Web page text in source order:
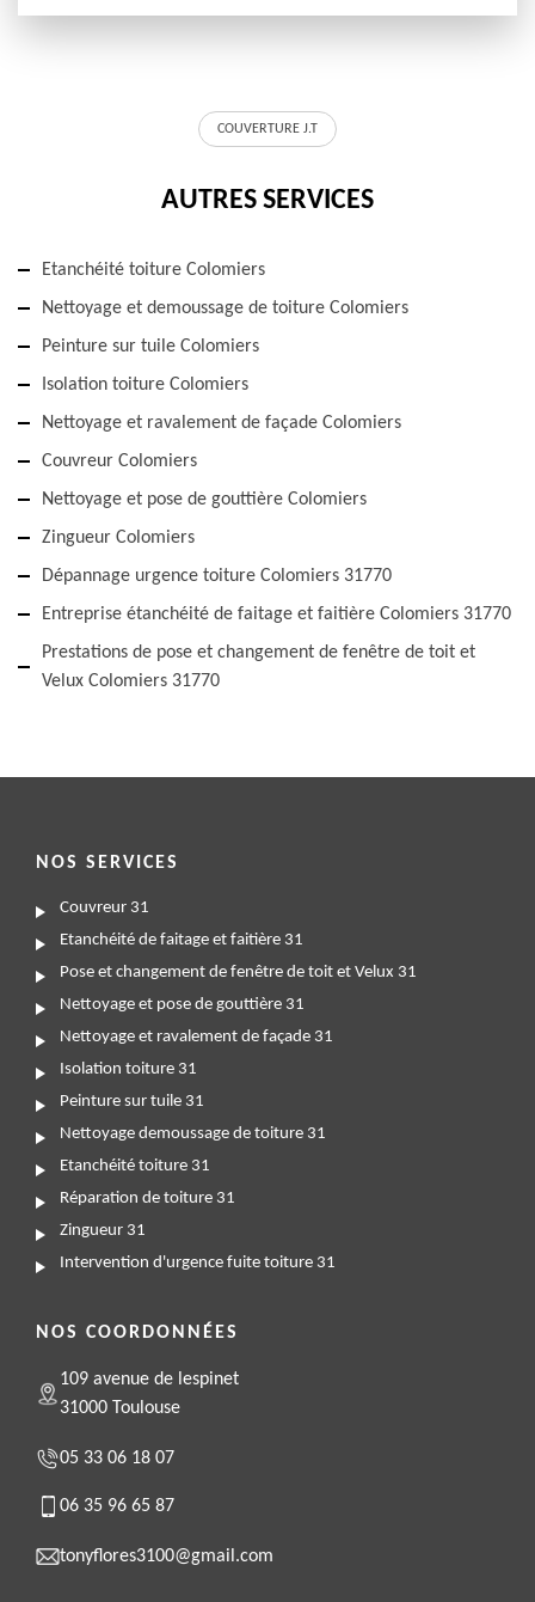
COUVERTURE J.T
AUTRES SERVICES
Etanchéité toiture Colomiers
Nettoyage et demoussage de toiture Colomiers
Peinture sur tuile Colomiers
Isolation toiture Colomiers
Nettoyage et ravalement de façade Colomiers
Couvreur Colomiers
Nettoyage et pose de gouttière Colomiers
Zingueur Colomiers
Dépannage urgence toiture Colomiers 31770
Entreprise étanchéité de faitage et faitière Colomiers 31770
Prestations de pose et changement de fenêtre de toit et
Velux Colomiers 31770
NOS SERVICES
Couvreur 31
Etanchéité de faitage et faitière 31
Pose et changement de fenêtre de toit et Velux 31
Nettoyage et pose de gouttière 31
Nettoyage et ravalement de façade 31
Isolation toiture 31
Peinture sur tuile 31
Nettoyage demoussage de toiture 31
Etanchéité toiture 31
Réparation de toiture 31
Zingueur 31
Intervention d'urgence fuite toiture 31
NOS COORDONNÉES
109 avenue de lespinet
31000 Toulouse
05 33 06 18 07
06 35 96 65 87
tonyflores3100@gmail.com